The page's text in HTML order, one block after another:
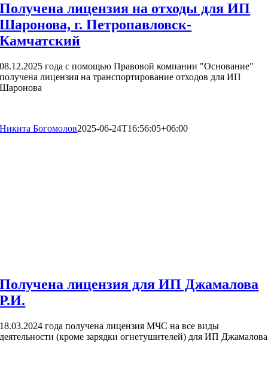
Получена лицензия на отходы для ИП
Шаронова, г. Петропавловск-
Камчатский
08.12.2025 года с помощью Правовой компании "Основание"
получена лицензия на транспортирование отходов для ИП
Шаронова
Никита Богомолов2025-06-24T16:56:05+06:00
Получена лицензия для ИП Джамалова
Р.И.
18.03.2024 года получена лицензия МЧС на все виды
деятельности (кроме зарядки огнетушителей) для ИП Джамалова